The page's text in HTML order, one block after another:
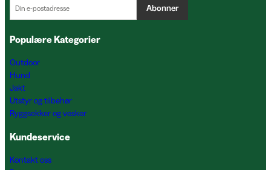
Abonner
Populære Kategorier
Outdoor
Hund
Jakt
Utstyr og tilbehør
Ryggsekker og vesker
Kundeservice
Kontakt oss